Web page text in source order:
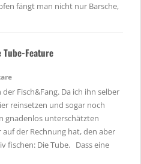
fängt man nicht nur Barsche,
Feature
Fisch&Fang. Da ich ihn selber
reinsetzen und sogar noch
gnadenlos unterschätzten
der Rechnung hat, den aber
fischen: Die Tube. Dass eine